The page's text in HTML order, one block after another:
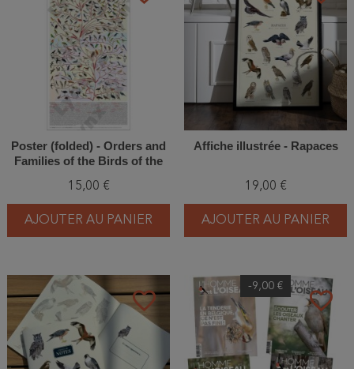
Poster (folded) - Orders and
Families of the Birds of the
15,00 €
AJOUTER AU PANIER
Affiche illustrée - Rapaces
19,00 €
AJOUTER AU PANIER
favorite_border favorite_border
-9,00 €